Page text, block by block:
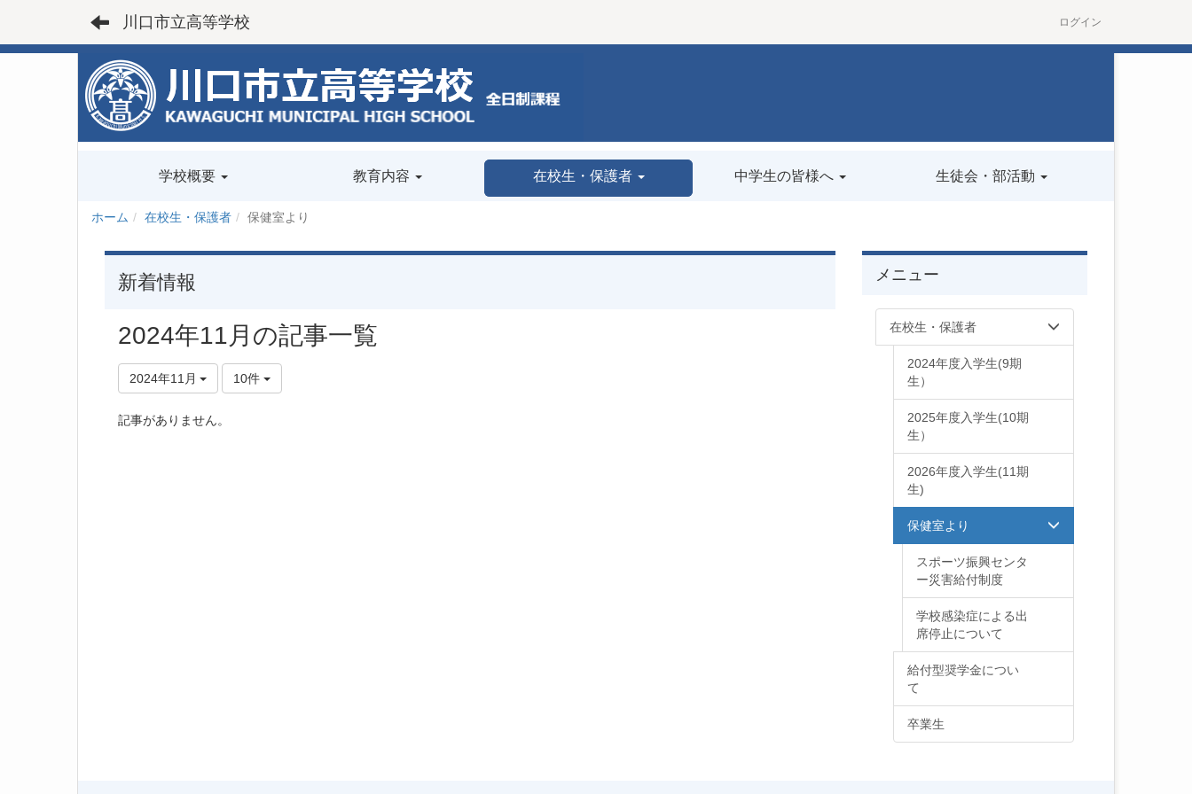
川口市立高等学校 ログイン
学校概要 教育内容 在校生・保護者 中学生の皆様へ 生徒会・部活動
ホーム 在校生・保護者 保健室より
新着情報
2024年11月の記事一覧
2024年11月 10件
記事がありません。
メニュー
在校生・保護者
2024年度入学生(9期
生）
2025年度入学生(10期
生）
2026年度入学生(11期
生)
保健室より
スポーツ振興センタ
ー災害給付制度
学校感染症による出
席停止について
給付型奨学金につい
て
卒業生